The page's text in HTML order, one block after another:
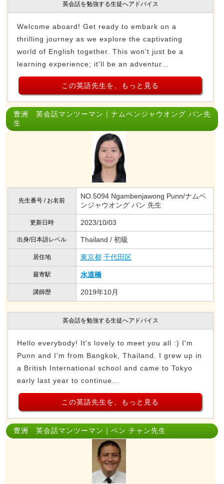
英会話を勉強する生徒へアドバイス
Welcome aboard! Get ready to embark on a
thrilling journey as we explore the captivating
world of English together. This won't just be a
learning experience; it'll be an adventur...
この英語先生を、もっと見る
豊洲 英会話マンツーマン｜ナムベンジャウオング パン先
生
先生番号 / お名前
NO.5094 Ngambenjawong Punn/ナムベ
ンジャウオング パン 先生
更新日時 2023/10/03
出身/日本語レベル Thailand / 初級
居住地 東京都 千代田区
最寄駅 水道橋
講師歴 2019年10月
英会話を勉強する生徒へアドバイス
Hello everybody! It's lovely to meet you all :) I'm
Punn and I'm from Bangkok, Thailand. I grew up in
a British International school and came to Tokyo
early last year to continue...
この英語先生を、もっと見る
豊洲 英会話マンツーマン｜ベン チャン先生